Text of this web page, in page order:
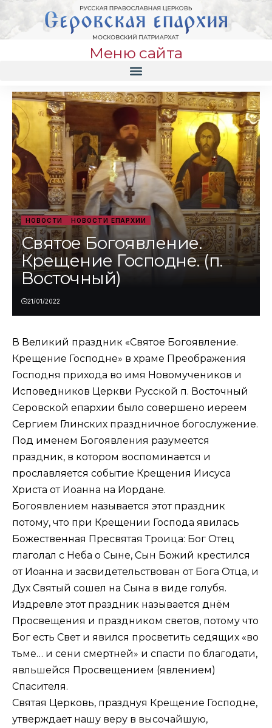
Меню сайта
НОВОСТИ НОВОСТИ ЕПАРХИИ
Святое Богоявление.
Крещение Господне. (п.
Восточный)
21/01/2022
В Великий праздник «Святое Богоявление.
Крещение Господне» в храме Преображения
Господня прихода во имя Новомучеников и
Исповедников Церкви Русской п. Восточный
Серовской епархии было совершено иереем
Сергием Глинских праздничное богослужение.
Под именем Богоявления разумеется
праздник, в котором воспоминается и
прославляется событие Крещения Иисуса
Христа от Иоанна на Иордане.
Богоявлением называется этот праздник
потому, что при Крещении Господа явилась
Божественная Пресвятая Троица: Бог Отец
глаголал с Неба о Сыне, Сын Божий крестился
от Иоанна и засвидетельствован от Бога Отца, и
Дух Святый сошел на Сына в виде голубя.
Издревле этот праздник называется днём
Просвещения и праздником светов, потому что
Бог есть Свет и явился просветить седящих «во
тьме… и сени смертней» и спасти по благодати,
явльшейся Просвещением (явлением)
Спасителя.
Святая Церковь, празднуя Крещение Господне,
утверждает нашу веру в высочайшую,